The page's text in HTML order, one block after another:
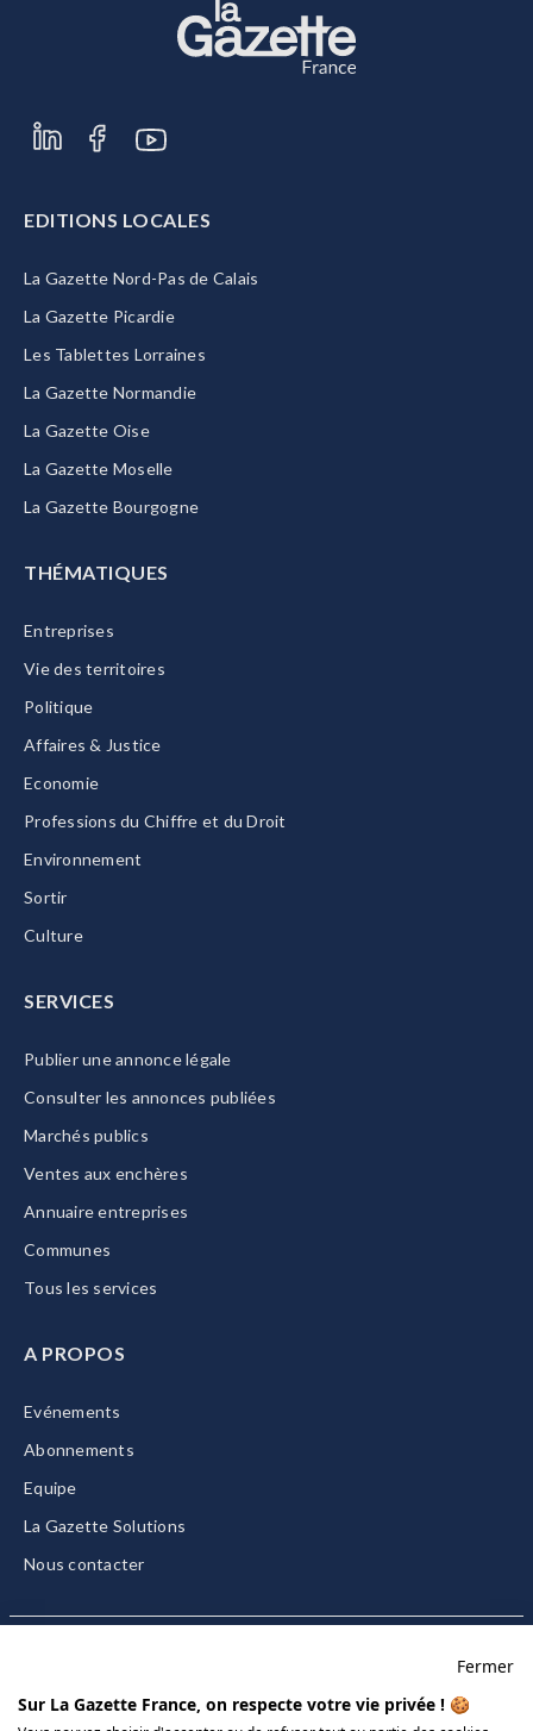
EDITIONS LOCALES
La Gazette Nord-Pas de Calais
La Gazette Picardie
Les Tablettes Lorraines
La Gazette Normandie
La Gazette Oise
La Gazette Moselle
La Gazette Bourgogne
THÉMATIQUES
Entreprises
Vie des territoires
Politique
Affaires & Justice
Economie
Professions du Chiffre et du Droit
Environnement
Sortir
Culture
SERVICES
Publier une annonce légale
Consulter les annonces publiées
Marchés publics
Ventes aux enchères
Annuaire entreprises
Communes
Tous les services
A PROPOS
Evénements
Abonnements
Equipe
La Gazette Solutions
Nous contacter
CGU/CGV
Fermer
Sur La Gazette France, on respecte votre vie privée ! 🍪